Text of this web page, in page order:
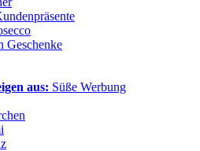
Geschenke
aus: Süße Werbung